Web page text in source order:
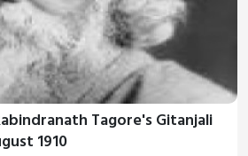
Tagore's Gitanjali
1910